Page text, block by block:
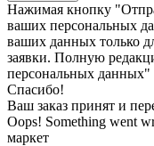
Нажимая кнопку
ваших персональных
ваших данных только
заявки. Полную
персональных
Спасибо!
Ваш заказ принят и
Oops! Something went
маркет